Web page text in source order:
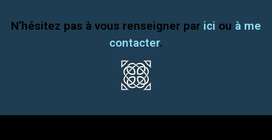
N’hésitez pas à vous renseigner par ici ou à me
contacter.